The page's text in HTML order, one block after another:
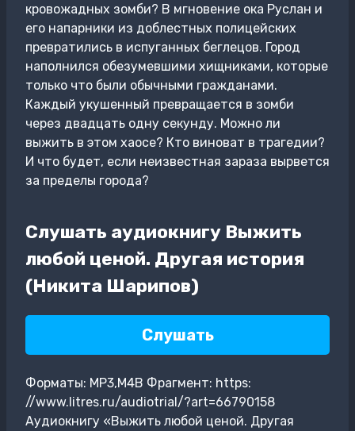
кровожадных зомби? В мгновение ока Руслан и
его напарники из доблестных полицейских
превратились в испуганных беглецов. Город
наполнился обезумевшими хищниками, которые
только что были обычными гражданами.
Каждый укушенный превращается в зомби
через двадцать одну секунду. Можно ли
выжить в этом хаосе? Кто виноват в трагедии?
И что будет, если неизвестная зараза вырвется
за пределы города?
Слушать аудиокнигу Выжить
любой ценой. Другая история
(Никита Шарипов)
Слушать
Форматы: MP3,M4B Фрагмент: https:
//www.litres.ru/audiotrial/?art=66790158
Аудиокнигу «Выжить любой ценой. Другая